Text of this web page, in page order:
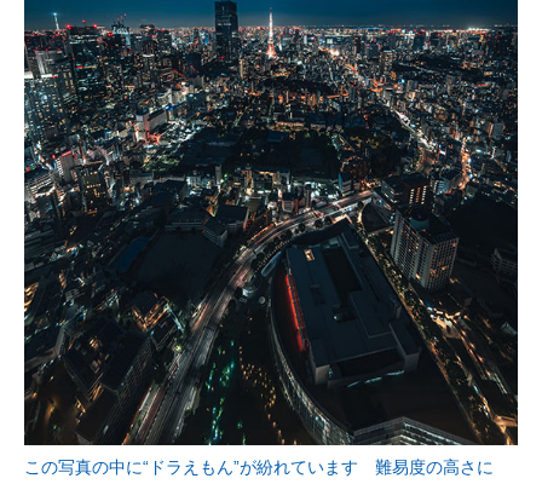
この写真の中に“ドラえもん”が紛れています 難易度の高さに